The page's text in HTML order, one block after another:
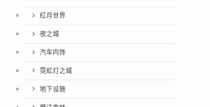
红月世界
夜之城
汽车内饰
霓虹灯之城
地下设施